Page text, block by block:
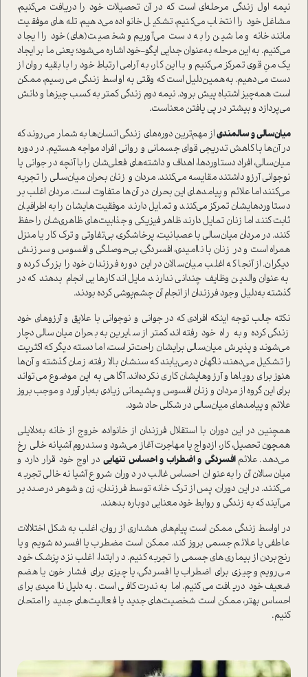
نیمه اول زندگی مرحله‌ای است که در آن تحصیلات خود را دریافت می‌کنیم،
مشاغل خود را انتخاب می‌کنیم، تشکیل خانواده می‌دهیم، تله‌های موفقیت
مانند خانه و ماشین را به دست می‌آوریم و شخصیت(های) خود را ایجاد
می‌کنیم. به این مرحله به‌عنوان جدایی ایگو-خود اشاره می‌شود؛ یعنی ما بر ایجاد
یک منِ قوی تمرکز می‌کنیم و با این کار، به آرامی ارتباط خود را با بقیه روان از
دست می‌دهیم. به‌همین‌دلیل است که وقتی به اواسط زندگی می‌رسیم، ممکن
است همه‌چیز اشتباه پیش برود. نیمه دوم زندگی کمتر به کسب چیزها و دانش
می‌پردازد و بیشتر در پی یافتن معناست.
میان‌سالی و سالمندیاز مهم‌ترین دوره‌های زندگی انسان‌ها به شمار می‌روند که
در آن‌ها با کاهش تدریجی قوای جسمانی و روانی افراد مواجه هستیم. در دوره
میان‌سالی، افراد دستاوردها، اهداف و داشته‌های فعلی‌شان را با آنچه در جوانی یا
نوجوانی آرزو داشتند مقایسه می‌کنند. مردان و زنان بحران میان‌سالی را تجربه
می‌کنند اما علائم و پیامدهای این بحران در آن‌ها متفاوت است. مردان اغلب بر
دستاوردهایشان تمرکز می‌کنند و تمایل دارند موفقیت‌هایشان را به اطرافیان
ثابت کنند اما زنان تمایل دارند ظاهر فیزیکی و جذابیت‌های ظاهری‌شان را حفظ
کنند. در مردان میان‌سالی با عصبانیت، پرخاشگری، بی‌تفاوتی و ترک کار یا منزل
همراه است و در زنان با ناامیدی، افسردگی، بی‌حوصلگی و افسوس و سرزنش
دیگران. از آنجا که اغلب میان‌سالان در این دوره فرزندان خود را بزرگ کرده و
به‌عنوان والدین وظایف چندانی ندارند، مایل‌اند کارهایی انجام بدهند که در
گذشته به‌دلیل وجود فرزندان از انجام آن چشم‌پوشی کرده بودند.
نکته جالب‌ توجه اینکه افرادی که در جوانی و نوجوانی با علایق و آرزوهای خود
زندگی کرده و به راه خود رفته‌اند، کمتر از سایرین به بحران میان‌سالی دچار
می‌شوند و پذیرش میان‌سالی برایشان راحت‌تر است، اما دسته دیگر که اکثریت
را تشکیل می‌دهند، ناگهان درمی‌یابند که سنشان بالا رفته، زمان گذشته و آن‌ها
هنوز برای رویاها و آرزوهایشان کاری نکرده‌اند. آگاهی به این موضوع می‌تواند
برای این گروه از مردان و زنان افسوس و پشیمانی زیادی به‌بار آورد و موجب بروز
علائم و پیامدهای میان‌سالی در شکلی حاد شود.
همچنین در این دوران با استقلال فرزندان از خانواده، خروج از خانه به‌دلایلی
همچون تحصیل، کار، ازدواج یا مهاجرت آغاز می‌شود و سندروم آشیانه خالی رخ
می‌دهد. علائمافسردگی و اضطراب و احساس تنهاییدر اوج خود قرار دارد و
میان‌سالان آن را به‌عنوان احساس غالب در دوران شروع آشیانه خالی تجربه
می‌کنند. در این دوران، پس از ترک خانه توسط فرزندان، زن و شوهر درصدد بر
می‌آیند که به زندگی و روابط خود معنایی دوباره بدهند.
در اواسط زندگی ممکن است پیام‌های هشداری از روان، اغلب به شکل اختلالات
عاطفی یا علائم جسمی بروز کند. ممکن است مضطرب یا افسرده شویم و یا
رنج‌بردن از بیماری‌های جسمی را تجربه کنیم. در ابتدا، اغلب نزد پزشک خود
می‌رویم و چیزی برای اضطراب یا افسردگی، یا چیزی برای فشار خون یا هضم
ضعیف خود دریافت می‌کنیم. اما به‌ندرت کافی است. به‌دلیل ناامیدی برای
احساس بهتر، ممکن است شخصیت‌های جدید یا فعالیت‌های جدید را امتحان
کنیم.